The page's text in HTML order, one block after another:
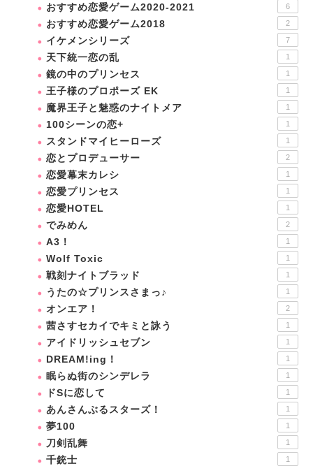
おすすめ恋愛ゲーム2020-2021 6
おすすめ恋愛ゲーム2018 2
イケメンシリーズ 7
天下統一恋の乱 1
鏡の中のプリンセス 1
王子様のプロポーズ EK 1
魔界王子と魅惑のナイトメア 1
100シーンの恋+ 1
スタンドマイヒーローズ 1
恋とプロデューサー 2
恋愛幕末カレシ 1
恋愛プリンセス 1
恋愛HOTEL 1
でみめん 2
A3！ 1
Wolf Toxic 1
戦刻ナイトブラッド 1
うたの☆プリンスさまっ♪ 1
オンエア！ 2
茜さすセカイでキミと詠う 1
アイドリッシュセブン 1
DREAM!ing！ 1
眠らぬ街のシンデレラ 1
ドSに恋して 1
あんさんぶるスターズ！ 1
夢100 1
刀剣乱舞 1
千銃士 1